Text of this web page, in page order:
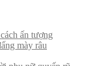
ấn tượng
mày râu